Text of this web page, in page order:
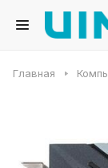
Главная